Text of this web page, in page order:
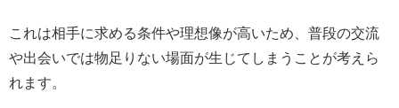
これは相手に求める条件や理想像が高いため、普段の交流
や出会いでは物足りない場面が生じてしまうことが考えら
れます。